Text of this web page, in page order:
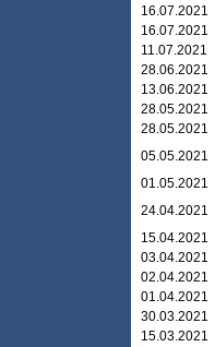
16.07.2021
16.07.2021
11.07.2021
28.06.2021
13.06.2021
28.05.2021
28.05.2021
05.05.2021
01.05.2021
24.04.2021
15.04.2021
03.04.2021
02.04.2021
01.04.2021
30.03.2021
15.03.2021